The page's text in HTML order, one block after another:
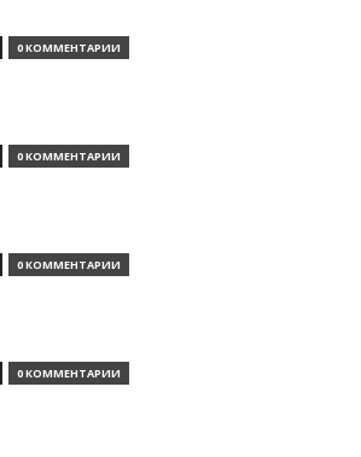
0 КОММЕНТАРИИ
0 КОММЕНТАРИИ
0 КОММЕНТАРИИ
0 КОММЕНТАРИИ